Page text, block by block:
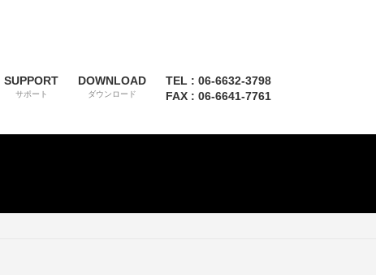
SUPPORT
サポート
DOWNLOAD
ダウンロード
TEL : 06-6632-3798
FAX : 06-6641-7761